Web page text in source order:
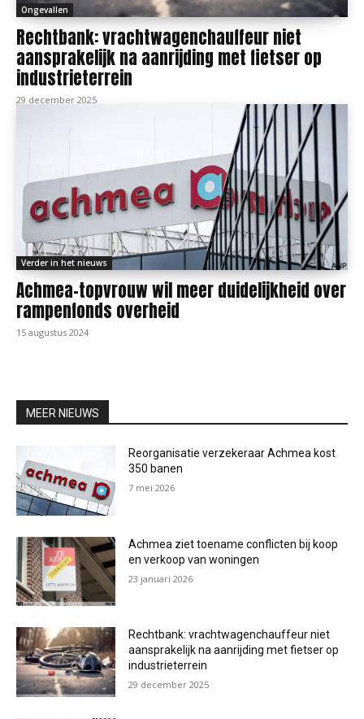
Ongevallen
Rechtbank: vrachtwagenchauffeur niet
aansprakelijk na aanrijding met fietser op
industrieterrein
29 december 2025
Verder in het nieuws
Achmea-topvrouw wil meer duidelijkheid over
rampenfonds overheid
15 augustus 2024
MEER NIEUWS
Reorganisatie verzekeraar Achmea kost
350 banen
7 mei 2026
Achmea ziet toename conflicten bij koop
en verkoop van woningen
23 januari 2026
Rechtbank: vrachtwagenchauffeur niet
aansprakelijk na aanrijding met fietser op
industrieterrein
29 december 2025